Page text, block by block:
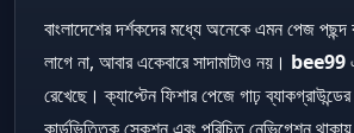
বাংলাদেশের দর্শকদের মধ্যে অনেকে এমন পেজ পছন্দ
লাগে না, আবার একেবারে সাদামাটাও নয়। bee99
রেখেছে। ক্যাপ্টেন ফিশার পেজে গাঢ়